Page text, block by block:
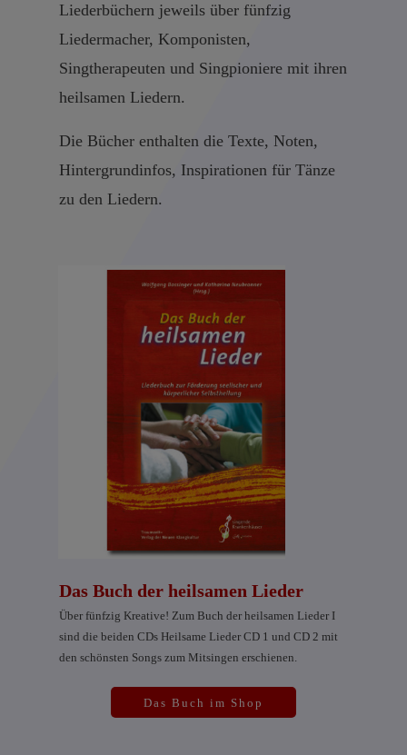
Liederbüchern jeweils über fünfzig
Liedermacher, Komponisten,
Singtherapeuten und Singpioniere mit ihren
heilsamen Liedern.
Die Bücher enthalten die Texte, Noten,
Hintergrundinfos, Inspirationen für Tänze
zu den Liedern.
Das Buch der heilsamen Lieder
Über fünfzig Kreative! Zum Buch der heilsamen Lieder I
sind die beiden CDs Heilsame Lieder CD 1 und CD 2 mit
den schönsten Songs zum Mitsingen erschienen.
Das Buch im Shop